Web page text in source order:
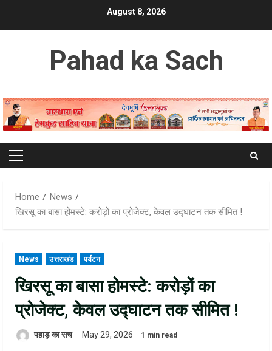
August 8, 2026
Pahad ka Sach
Primary
Home
News
खिरसू का बासा होमस्टे: करोड़ों का प्रोजेक्ट, केवल उद्घाटन तक सीमित !
News उत्तराखंड पर्यटन
खिरसू का बासा होमस्टे: करोड़ों का
प्रोजेक्ट, केवल उद्घाटन तक सीमित !
पहाड़ का सच May 29, 2026 1 min read